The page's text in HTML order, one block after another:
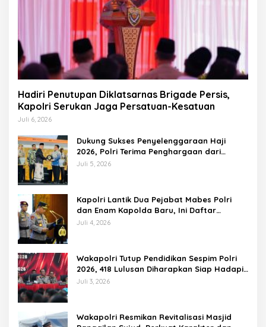
Hadiri Penutupan Diklatsarnas Brigade Persis,
Kapolri Serukan Jaga Persatuan-Kesatuan
Juli 6, 2026
Dukung Sukses Penyelenggaraan Haji
2026, Polri Terima Penghargaan dari
Kemenhaj dan Umrah
Juli 5, 2026
Kapolri Lantik Dua Pejabat Mabes Polri
dan Enam Kapolda Baru, Ini Daftar
Lengkapnya
Juli 4, 2026
Wakapolri Tutup Pendidikan Sespim Polri
2026, 418 Lulusan Diharapkan Siap Hadapi
Tantangan Era Digital
Juli 3, 2026
Wakapolri Resmikan Revitalisasi Masjid